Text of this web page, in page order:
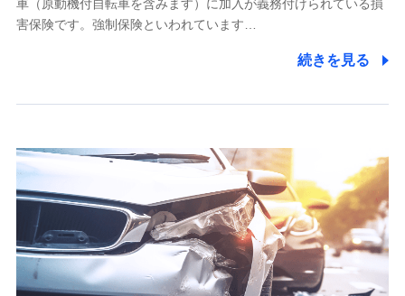
当社は利用目的の達成に必要な範囲内において個人情報の取
【共同して利用される利用データの項目】
当社又は株式会社NTTドコモがサービス提供等を通じて取得
した、以下の情報などの個人データ
基本情報
氏名、電話番号、メールアドレス、お客さまの識別子、
属性、連絡先、dポイントサービスのご利用に関する情
車（原動機付自転車を含みます）に加入が義務付けられている損
害保険です。強制保険といわれています…
続きを見る